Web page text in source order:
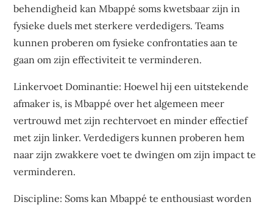
behendigheid kan Mbappé soms kwetsbaar zijn in
fysieke duels met sterkere verdedigers. Teams
kunnen proberen om fysieke confrontaties aan te
gaan om zijn effectiviteit te verminderen.
Linkervoet Dominantie: Hoewel hij een uitstekende
afmaker is, is Mbappé over het algemeen meer
vertrouwd met zijn rechtervoet en minder effectief
met zijn linker. Verdedigers kunnen proberen hem
naar zijn zwakkere voet te dwingen om zijn impact te
verminderen.
Discipline: Soms kan Mbappé te enthousiast worden